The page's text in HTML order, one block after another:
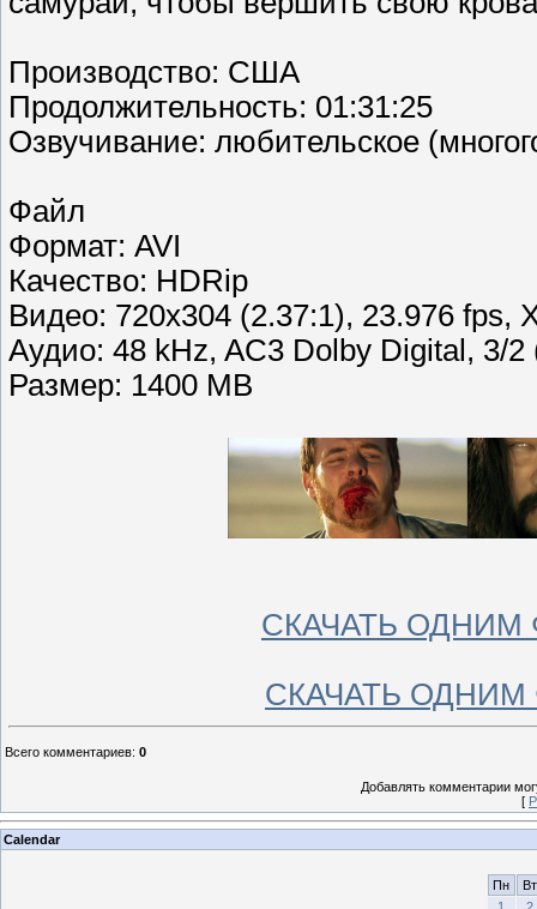
Производство: США
Продолжительность: 01:31:25
Озвучивание: любительское
Файл
Формат: AVI
Качество: HDRip
Видео: 720x304 (2.37:1), 23.976 fps,
Аудио: 48 kHz, AC3 Dolby Digital, 3/
Размер: 1400 MB
СКАЧАТЬ ОДНИМ
СКАЧАТЬ ОДНИМ
Всего комментариев: 0
Добавлять комментарии
[
Calendar
Пн
Вт